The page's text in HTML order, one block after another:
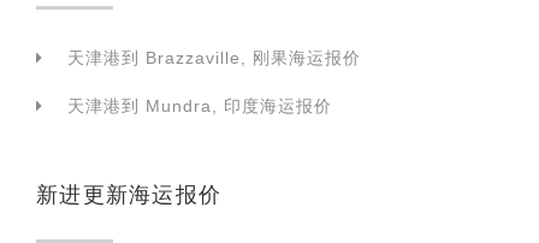
天津港到 Brazzaville, 刚果海运报价
天津港到 Mundra, 印度海运报价
新进更新海运报价